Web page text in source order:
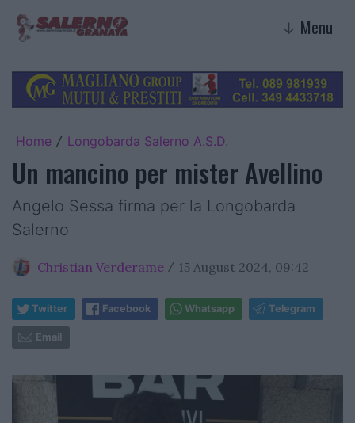
↓ Menu
Home / Longobarda Salerno A.S.D.
Un mancino per mister Avellino
Angelo Sessa firma per la Longobarda
Salerno
Christian Verderame / 15 August 2024, 09:42
Twitter Facebook Whatsapp Telegram
Email